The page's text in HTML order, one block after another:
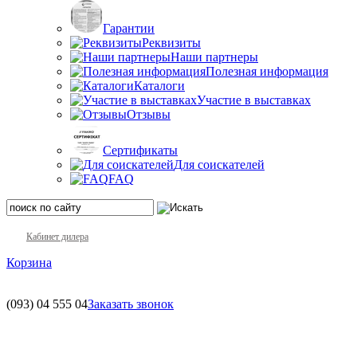
Гарантии
Реквизиты
Наши партнеры
Полезная информация
Каталоги
Участие в выставках
Отзывы
Сертификаты
Для соискателей
FAQ
Кабинет дилера
Корзина
(093) 04 555 04Заказать звонок